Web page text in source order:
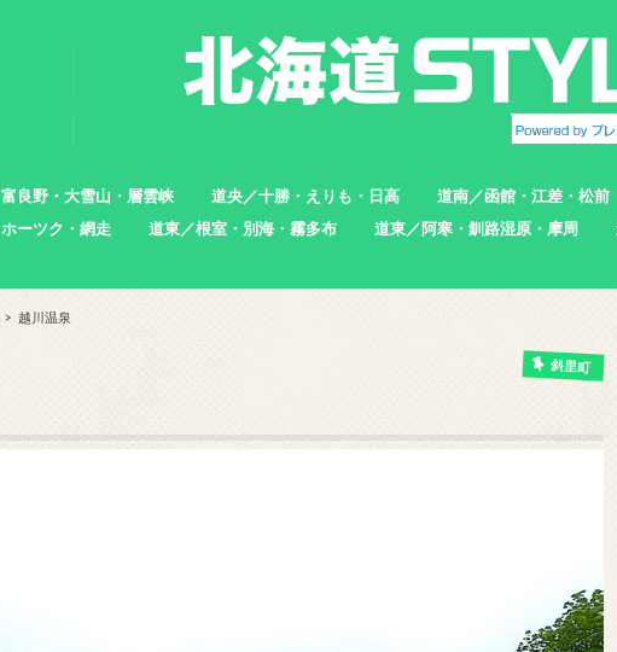
良野・大雪山・層雲峡
町
道央／十勝・えりも・日高
帯広市
えりも町
新ひだか町
足寄町
道南／函館・江差・松前
函館市
北斗市
七飯町
松前町
江差町
上ノ国町
ーツク・網走 道東／根室・別海・霧多布 道東／阿寒・釧路湿原・摩周
越川温泉
斜里町